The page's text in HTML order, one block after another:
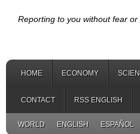
Reporting to you without fear or
HOME ECONOMY
CONTACT RSS ENGLISH
WORLD ENGLISH ESPAÑOL